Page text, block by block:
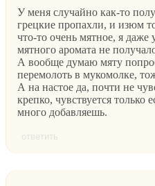
У меня случайно как-то
грецкие пропахли, и изюм
что-то очень мятное, я даже
мятного аромата не
А вообще думаю мяту
перемолоть в мукомолке,
А на настое да, почти не
крепко, чувствуется только
много добавляешь.
ответить